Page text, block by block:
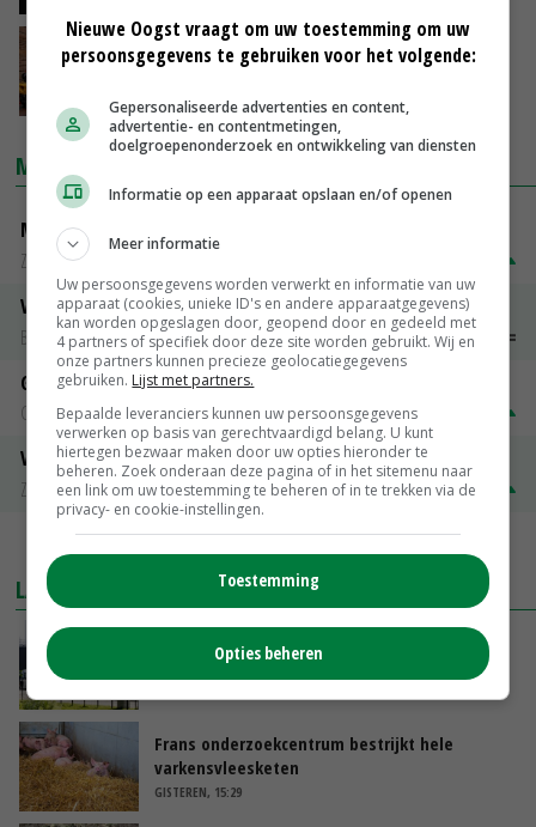
Belang landbouwexport opnieuw ter
discussie
08-11-2019
MARKTPRIJZEN
Magere melkpoeder
Zuivel NL
Vleeskuikens 2001-2600 gr
Barneveld
€ 1,09~ € 1,11
Gerst
Groningen
€ 197,00
Volle melkpoeder
Zuivel NL
€ 345,00 € 20,00
LAATSTE NIEUWS
Gemiddelde Europese melkprijs daalt licht in
Frans onderzoekcentrum bestrijkt hele
varkensvleesketen
GISTEREN, 15:29
Nieuwe Oogst vraagt om uw toestemming om uw
persoonsgegevens te gebruiken voor het volgende:
Gepersonaliseerde advertenties en content,
advertentie- en contentmetingen,
doelgroepenonderzoek en ontwikkeling van diensten
Informatie op een apparaat opslaan en/of openen
Meer informatie
Uw persoonsgegevens worden verwerkt en informatie van uw
apparaat (cookies, unieke ID's en andere apparaatgegevens)
kan worden opgeslagen door, geopend door en gedeeld met
4 partners of specifiek door deze site worden gebruikt. Wij en
onze partners kunnen precieze geolocatiegegevens
gebruiken. Lijst met partners.
Bepaalde leveranciers kunnen uw persoonsgegevens
verwerken op basis van gerechtvaardigd belang. U kunt
hiertegen bezwaar maken door uw opties hieronder te
beheren. Zoek onderaan deze pagina of in het sitemenu naar
een link om uw toestemming te beheren of in te trekken via de
privacy- en cookie-instellingen.
Toestemming
Opties beheren